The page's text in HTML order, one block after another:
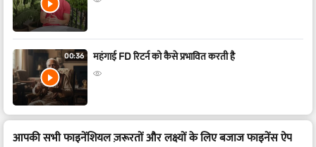
00:36 महंगाई FD रिटर्न को कैसे प्रभावित करती है
आपकी सभी फाइनेंशियल ज़रूरतों और लक्ष्यों के लिए बजाज फाइनेंस ऐप